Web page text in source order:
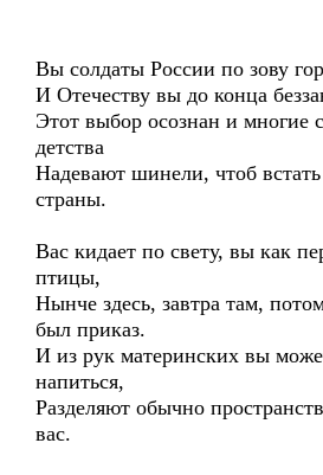
Вы солдаты России по зову
И Отечеству вы до конца
Этот выбор осознан и многие
детства
Надевают шинели, чтоб
страны.
Вас кидает по свету, вы как
птицы,
Нынче здесь, завтра там,
был приказ.
И из рук материнских вы
напиться,
Разделяют обычно
вас.